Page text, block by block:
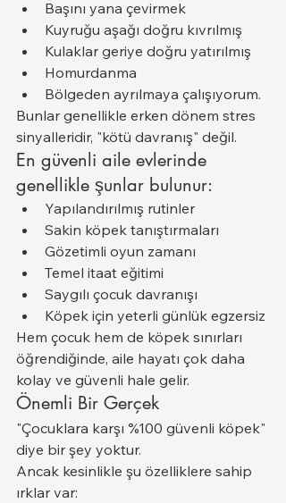
Başını yana çevirmek
Kuyruğu aşağı doğru kıvrılmış
Kulaklar geriye doğru yatırılmış
Homurdanma
Bölgeden ayrılmaya çalışıyorum.
Bunlar genellikle erken dönem stres
sinyalleridir, "kötü davranış" değil.
En güvenli aile evlerinde
genellikle şunlar bulunur:
Yapılandırılmış rutinler
Sakin köpek tanıştırmaları
Gözetimli oyun zamanı
Temel itaat eğitimi
Saygılı çocuk davranışı
Köpek için yeterli günlük egzersiz
Hem çocuk hem de köpek sınırları
öğrendiğinde, aile hayatı çok daha
kolay ve güvenli hale gelir.
Önemli Bir Gerçek
"Çocuklara karşı %100 güvenli köpek"
diye bir şey yoktur.
Ancak kesinlikle şu özelliklere sahip
ırklar var: